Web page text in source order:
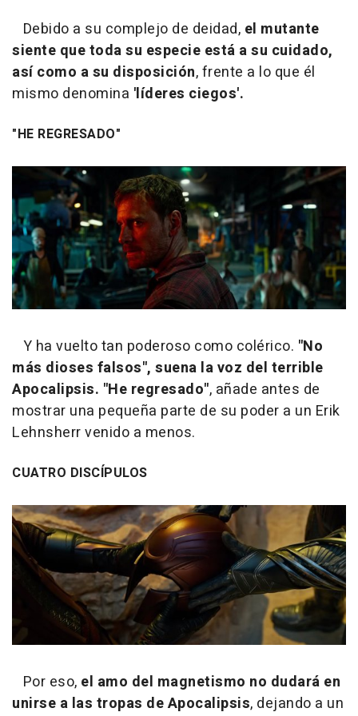
Debido a su complejo de deidad, el mutante
siente que toda su especie está a su cuidado,
así como a su disposición, frente a lo que él
mismo denomina 'líderes ciegos'.
"HE REGRESADO"
Y ha vuelto tan poderoso como colérico. "No
más dioses falsos", suena la voz del terrible
Apocalipsis. "He regresado", añade antes de
mostrar una pequeña parte de su poder a un Erik
Lehnsherr venido a menos.
CUATRO DISCÍPULOS
Por eso, el amo del magnetismo no dudará en
unirse a las tropas de Apocalipsis, dejando a un